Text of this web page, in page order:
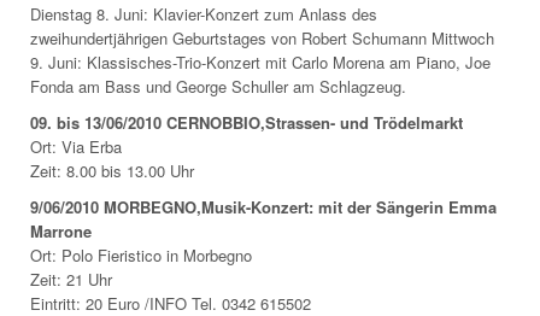
Dienstag 8. Juni: Klavier-Konzert zum Anlass des
zweihundertjährigen Geburtstages von Robert Schumann Mittwoch
9. Juni: Klassisches-Trio-Konzert mit Carlo Morena am Piano, Joe
Fonda am Bass und George Schuller am Schlagzeug.
09. bis 13/06/2010 CERNOBBIO,Strassen- und Trödelmarkt
Ort: Via Erba
Zeit: 8.00 bis 13.00 Uhr
9/06/2010 MORBEGNO,Musik-Konzert: mit der Sängerin Emma
Marrone
Ort: Polo Fieristico in Morbegno
Zeit: 21 Uhr
Eintritt: 20 Euro /INFO Tel. 0342 615502